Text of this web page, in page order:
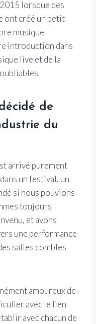
lorsque des
ont créé un petit
musique
introduction dans
live et de la
de
du
arrivé purement
un festival, un
si nous pouvions
toujours
et avons
une performance
salles combles
amoureux de
avec le lien
avec chacun de